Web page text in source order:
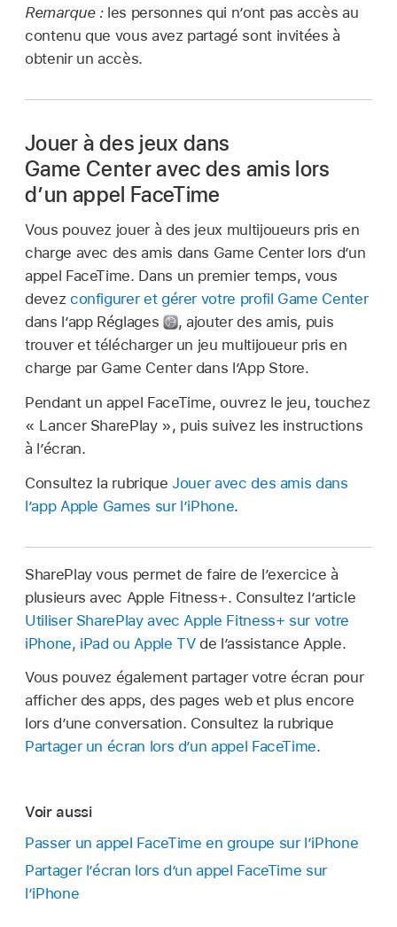
Remarque : les personnes qui n’ont pas accès au
contenu que vous avez partagé sont invitées à
obtenir un accès.
Jouer à des jeux dans
Game Center avec des amis lors
d’un appel FaceTime
Vous pouvez jouer à des jeux multijoueurs pris en
charge avec des amis dans Game Center lors d’un
appel FaceTime. Dans un premier temps, vous
devez configurer et gérer votre profil Game Center
dans l’app Réglages
,ajouter des amis, puis
trouver et télécharger un jeu multijoueur pris en
charge par Game Center dans l’App Store.
Pendant un appel FaceTime, ouvrez le jeu, touchez
« Lancer SharePlay », puis suivez les instructions
à l’écran.
Consultez la rubriqueJouer avec des amis dans
l’app Apple Games sur l’iPhone.
SharePlay vous permet de faire de l’exercice à
plusieurs avec Apple Fitness+. Consultez l’article
Utiliser SharePlay avec Apple Fitness+ sur votre
iPhone, iPad ou Apple TVde l’assistance Apple.
Vous pouvez également partager votre écran pour
afficher des apps, des pages web et plus encore
lors d’une conversation. Consultez la rubrique
Partager un écran lors d’un appel FaceTime.
Voir aussi
Passer un appel FaceTime en groupe sur l’iPhone
Partager l’écran lors d’un appel FaceTime sur
l’iPhone